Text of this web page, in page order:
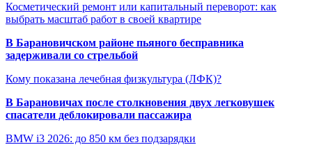
Косметический ремонт или капитальный переворот: как
выбрать масштаб работ в своей квартире
В Барановичском районе пьяного бесправника
задерживали со стрельбой
Кому показана лечебная физкультура (ЛФК)?
В Барановичах после столкновения двух легковушек
спасатели деблокировали пассажира
BMW i3 2026: до 850 км без подзарядки